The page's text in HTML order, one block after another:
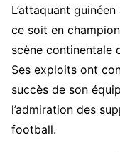
L’attaquant
ce soit en
scène continentale
Ses exploits ont
succès de son
l’admiration des
football.